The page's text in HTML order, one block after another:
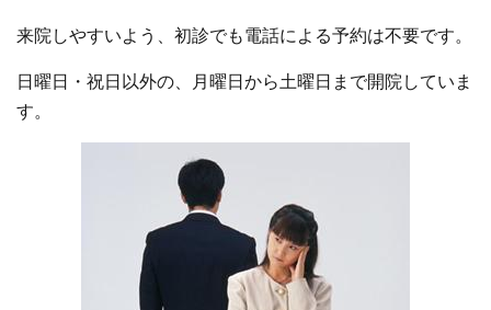
来院しやすいよう、初診でも電話による予約は不要です。
日曜日・祝日以外の、月曜日から土曜日まで開院していま
す。